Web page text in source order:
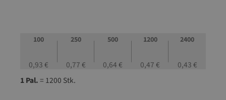
100
0,93 €
250
0,77 €
500
0,64 €
1200
0,47 €
2400
0,43 €
1 Pal.= 1200 Stk.